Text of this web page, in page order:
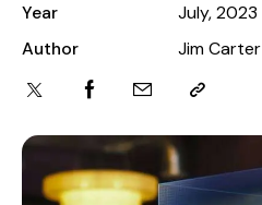
Year
July, 2023
Author
Jim Carter